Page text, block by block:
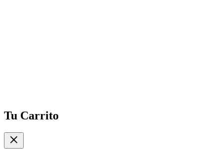
Tu Carrito